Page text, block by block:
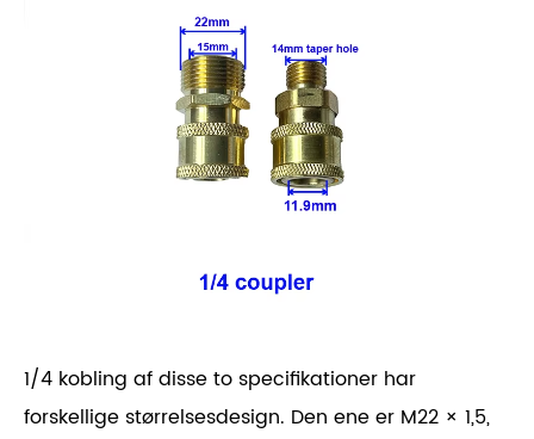
1/4 kobling af disse to specifikationer har
forskellige størrelsesdesign. Den ene er M22 × 1,5,